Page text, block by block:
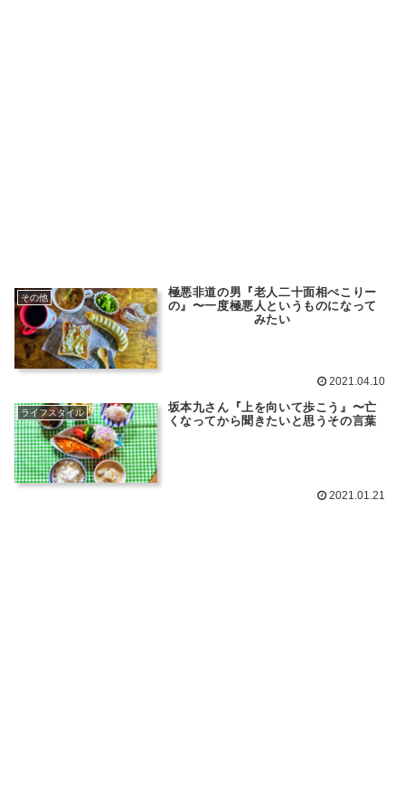
その他
極悪非道の男『老人二十面相ぺこりー
の』〜一度極悪人というものになって
みたい
2021.04.10
ライフスタイル
坂本九さん『上を向いて歩こう』〜亡
くなってから聞きたいと思うその言葉
2021.01.21